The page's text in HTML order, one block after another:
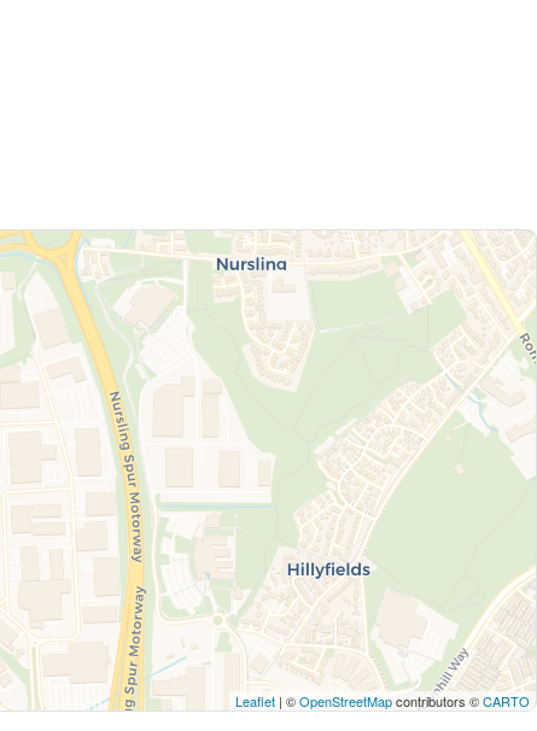
Leaflet | ©OpenStreetMapcontributors ©CARTO